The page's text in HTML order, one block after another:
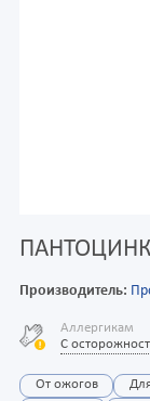
Производитель:
Аллергикам
С
От ожогов